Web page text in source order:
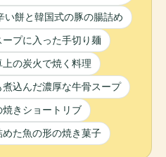
餅と韓国式の豚の腸詰め
プに入った手切り麺
の炭火で焼く料理
込んだ濃厚な牛骨スープ
きショートリブ
た魚の形の焼き菓子